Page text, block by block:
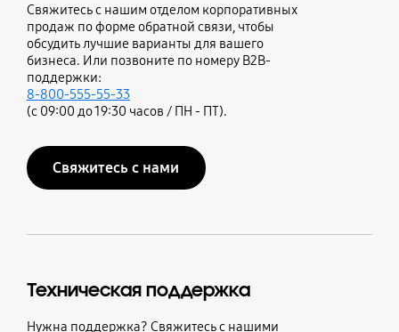
Свяжитесь с нашим отделом корпоративных
продаж по форме обратной связи, чтобы
обсудить лучшие варианты для вашего
бизнеса. Или позвоните по номеру B2B-
поддержки:
8-800-555-55-33
(с 09:00 до 19:30 часов / ПН - ПТ).
Свяжитесь с нами
Техническая поддержка
Нужна поддержка? Свяжитесь с нашими